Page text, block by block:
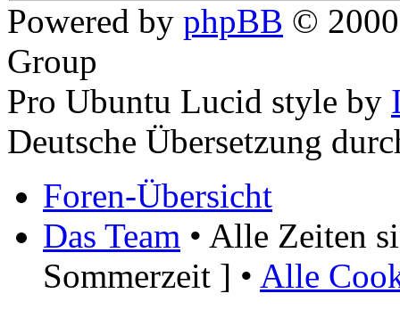
Powered by phpBB ©
Group
Pro Ubuntu Lucid style by
Deutsche Übersetzung
Foren-Übersicht
Das Team • Alle Zeiten
Sommerzeit ] • Alle